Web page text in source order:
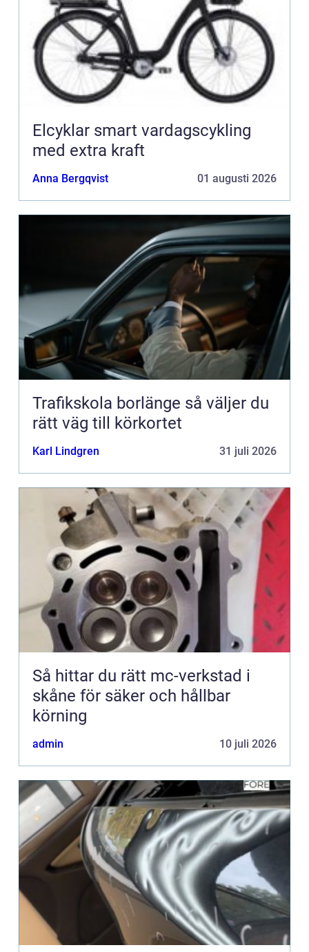
Elcyklar smart vardagscykling
med extra kraft
Anna Bergqvist 01 augusti 2026
Trafikskola borlänge så väljer du
rätt väg till körkortet
Karl Lindgren 31 juli 2026
Så hittar du rätt mc-verkstad i
skåne för säker och hållbar
körning
admin 10 juli 2026